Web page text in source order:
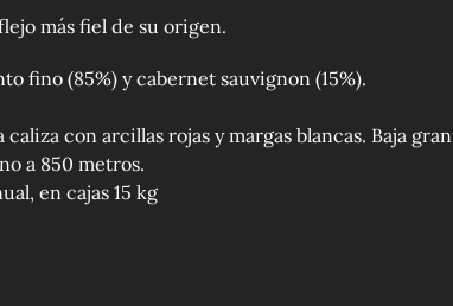
más fiel de su origen.
fino (85%) y cabernet sauvignon (15%).
caliza con arcillas rojas y margas blancas. Baja
a 850 metros.
en cajas 15 kg